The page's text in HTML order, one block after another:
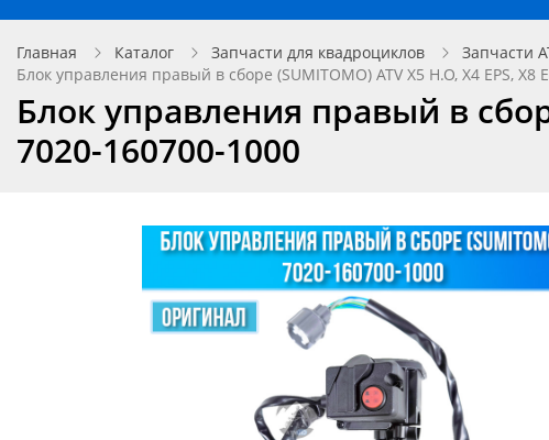
Главная Каталог Запчасти для квадроциклов Запчасти
Блок управления правый в сборе (SUMITOMO) ATV X5 H.O, X4 EPS, X8
Блок управления правый в
7020-160700-1000